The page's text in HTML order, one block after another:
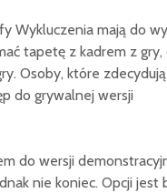
Wykluczenia mają do
tapetę z kadrem z
Osoby, które
do grywalnej wersji
do wersji
nie koniec. Opcji jest